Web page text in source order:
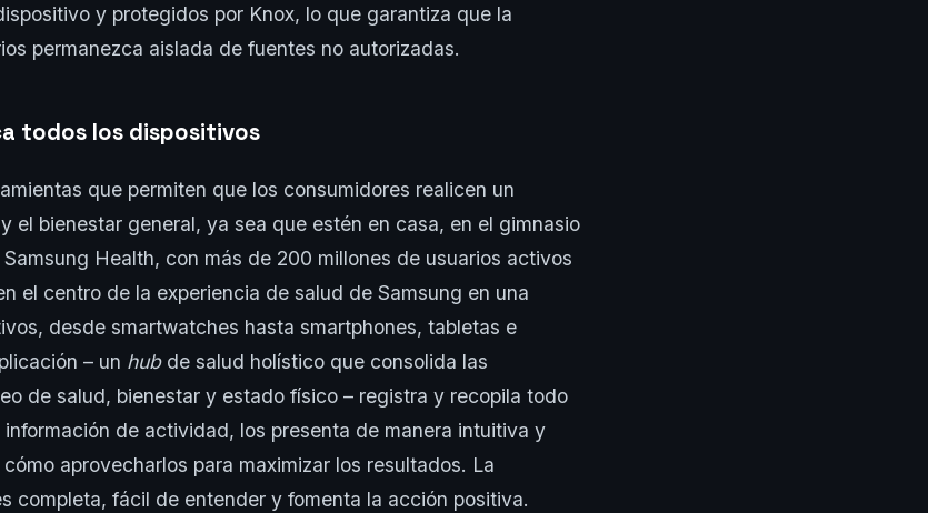
y protegidos por Knox, lo que garantiza que la
permanezca aislada de fuentes no autorizadas.
todos los dispositivos
que permiten que los consumidores realicen un
el bienestar general, ya sea que estén en casa, en el gimnasio
Health, con más de 200 millones de usuarios activos
el centro de la experiencia de salud de Samsung en una
desde smartwatches hasta smartphones, tabletas e
– un hubde salud holístico que consolida las
de salud, bienestar y estado físico – registra y recopila todo
de actividad, los presenta de manera intuitiva y
aprovecharlos para maximizar los resultados. La
completa, fácil de entender y fomenta la acción positiva.